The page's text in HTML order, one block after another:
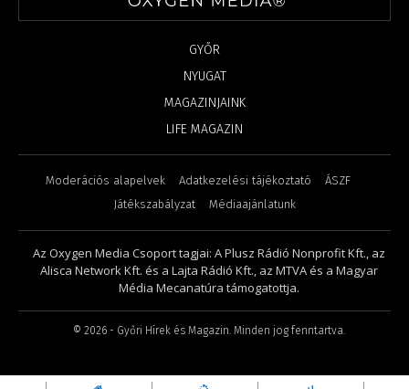
GYŐR
NYUGAT
MAGAZINJAINK
LIFE MAGAZIN
Moderációs alapelvek Adatkezelési tájékoztató
ÁSZF
Játékszabályzat
Médiaajánlatunk
Az Oxygen Media Csoport tagjai: A Plusz Rádió Nonprofit Kft., az
Alisca Network Kft. és a Lajta Rádió Kft., az MTVA és a Magyar
Média Mecanatúra támogatottja.
© 2026 - Győri Hírek és Magazin. Minden jog fenntartva.